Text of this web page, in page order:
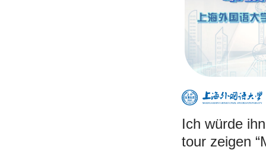
Ich würde
tour zeigen